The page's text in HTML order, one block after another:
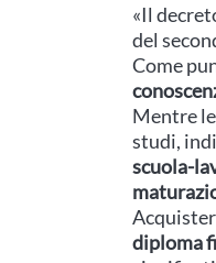
«Il
del
Come
Mentre
studi,
scuola-
diploma